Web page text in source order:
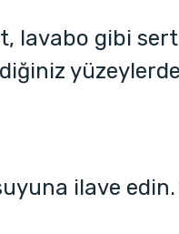
lavabo gibi
ilave